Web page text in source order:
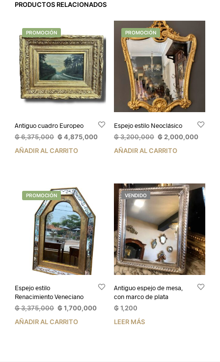
PRODUCTOS RELACIONADOS
PROMOCIÓN
Antiguo cuadro Europeo
₲6,375,000 El
original
₲4,875,000El
actual
AÑADIR AL CARRITO
PROMOCIÓN
Espejo estilo Neoclásico
₲3,200,000 El
original
₲2,000,000El
AÑADIR AL CARRITO
PROMOCIÓN
Espejo estilo
Renacimiento Veneciano
₲3,375,000 El
original
₲1,700,000El
actual
AÑADIR AL CARRITO
VENDIDO
Antiguo espejo de mesa,
con marco de plata
₲ 1,200
LEER MÁS